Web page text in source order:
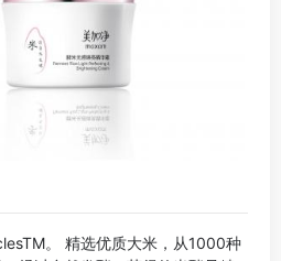
。 精选优质大米，从1000种